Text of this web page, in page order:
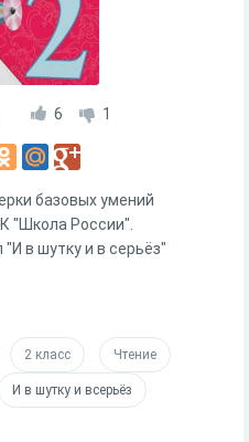
6 1
базовых умений
"Школа России".
в шутку и в серьёз"
2 класс Чтение
И в шутку и всерьёз